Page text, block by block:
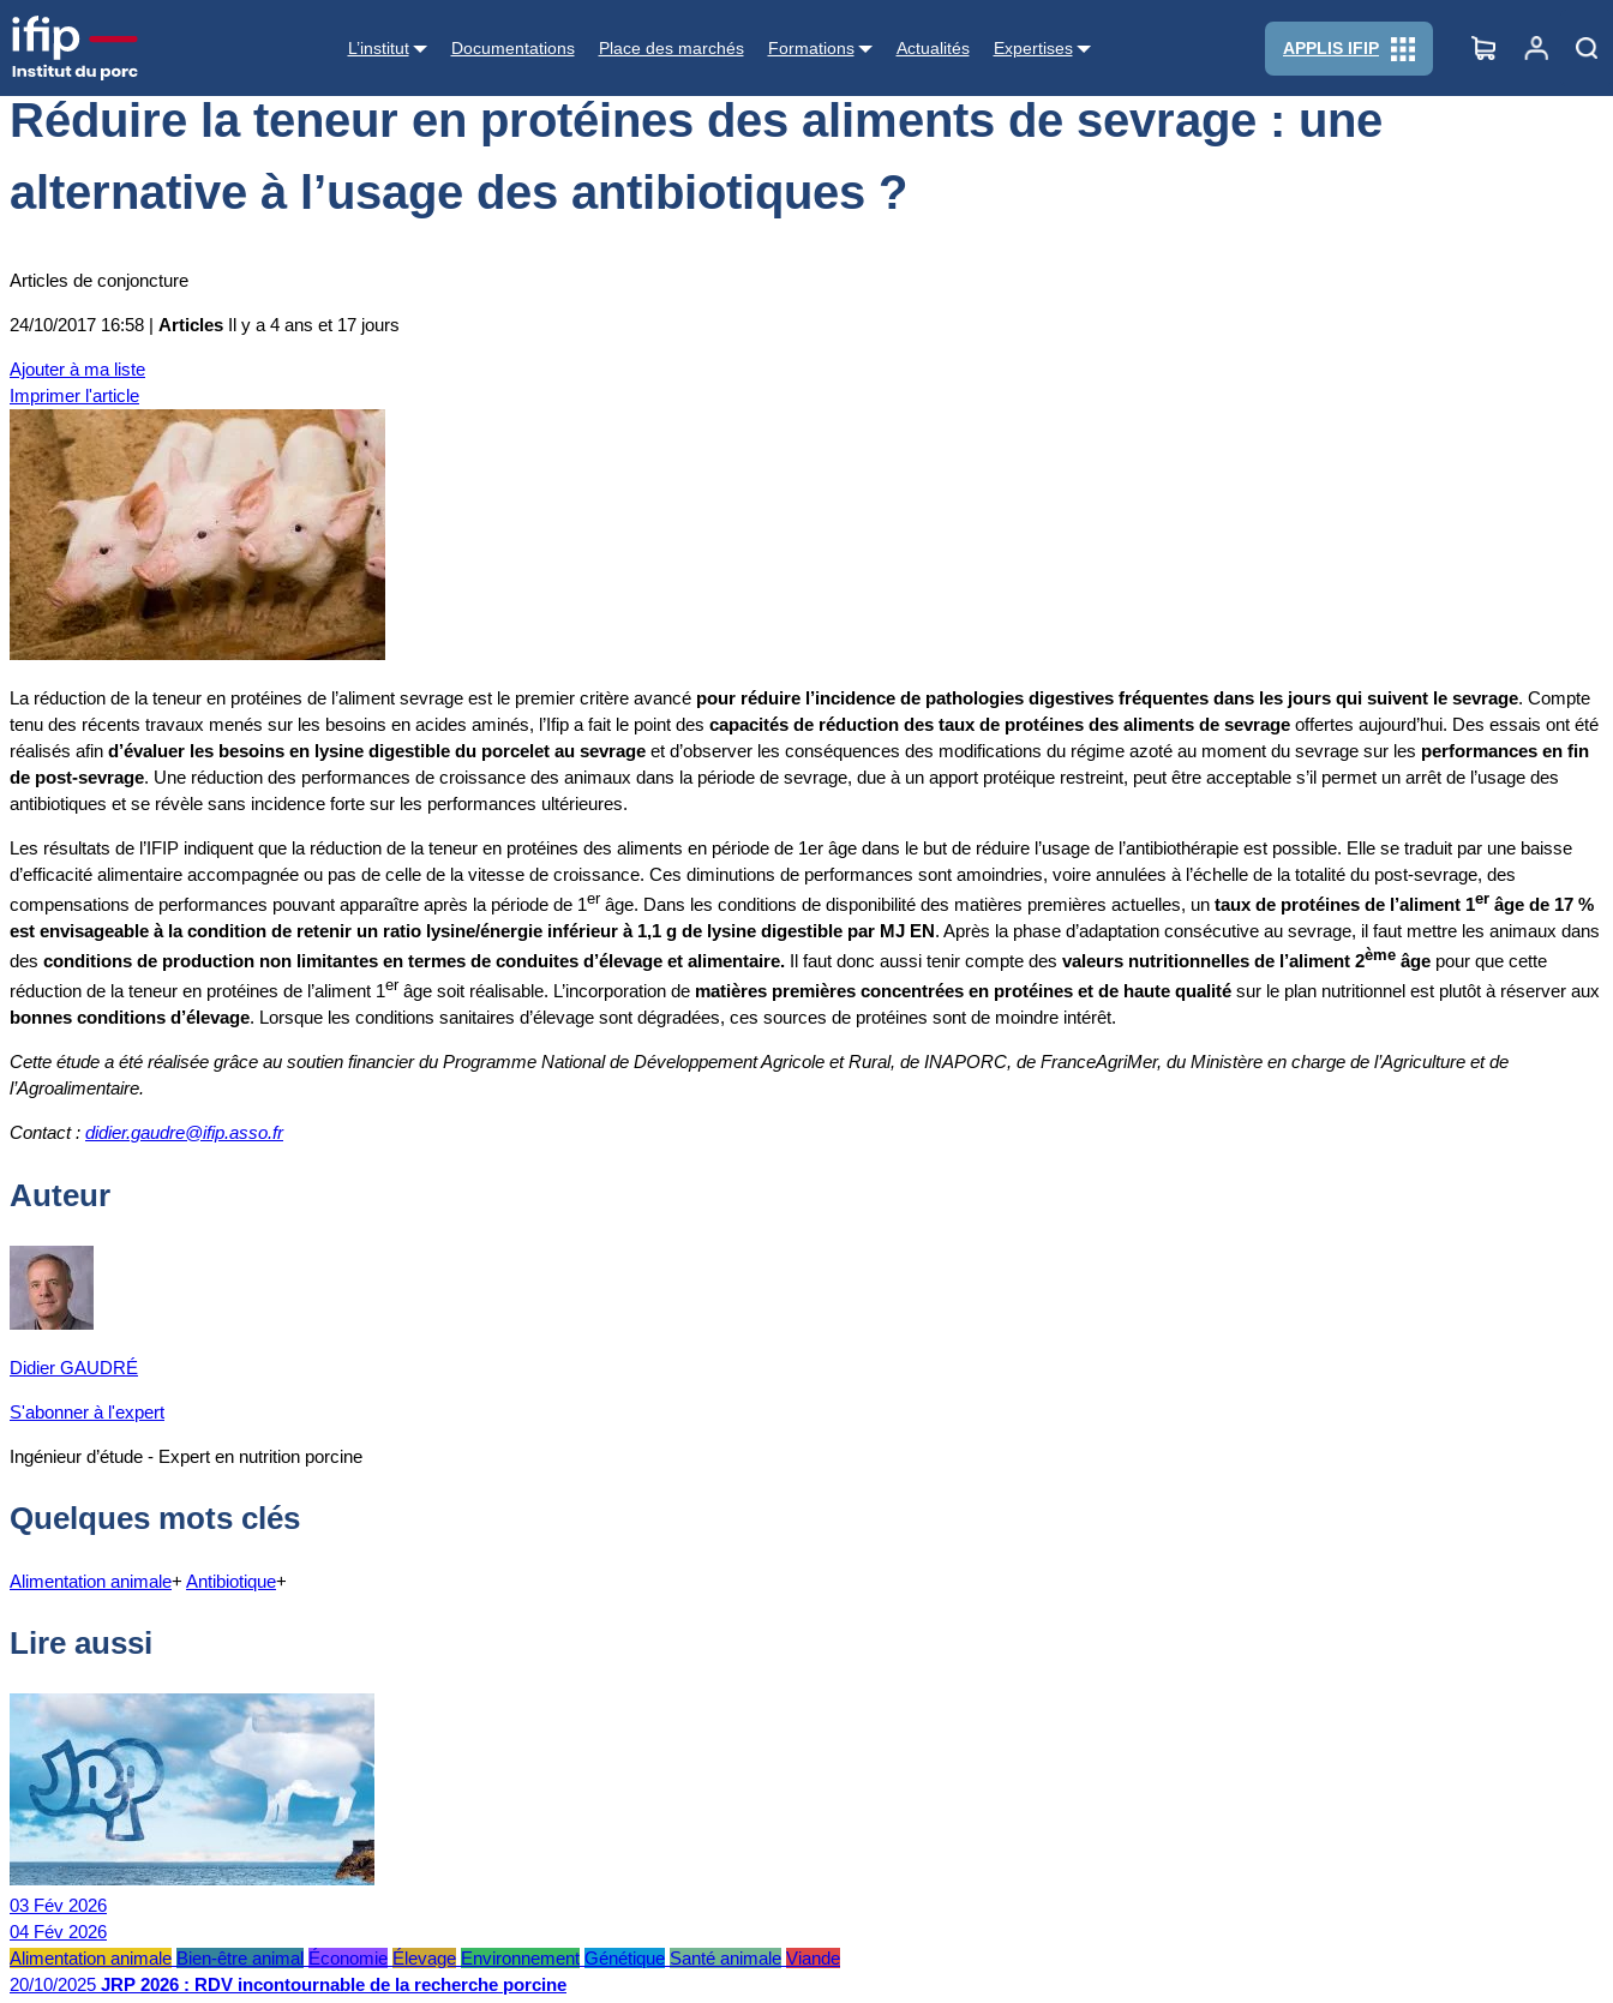
L’institut Documentations Place des marchés Formations Actualités Expertises APPLIS IFIP
AccueilActualités
Réduire la teneur en protéines des aliments de sevrage : une
alternative à l’usage des antibiotiques ?
Articles de conjoncture
24/10/2017 16:58 | Articles Il y a 4 ans et 17 jours
Ajouter à ma liste
Imprimer l'article
La réduction de la teneur en protéines de l’aliment sevrage est le premier critère avancé pour réduire l’incidence de pathologies digestives fréquentes dans les jours qui suivent le sevrage. Compte
tenu des récents travaux menés sur les besoins en acides aminés, l’Ifip a fait le point des capacités de réduction des taux de protéines des aliments de sevrage offertes aujourd’hui. Des essais ont été
réalisés afin d’évaluer les besoins en lysine digestible du porcelet au sevrage et d’observer les conséquences des modifications du régime azoté au moment du sevrage sur les performances en fin
de post-sevrage. Une réduction des performances de croissance des animaux dans la période de sevrage, due à un apport protéique restreint, peut être acceptable s’il permet un arrêt de l’usage des
antibiotiques et se révèle sans incidence forte sur les performances ultérieures.
Les résultats de l’IFIP indiquent que la réduction de la teneur en protéines des aliments en période de 1er âge dans le but de réduire l’usage de l’antibiothérapie est possible. Elle se traduit par une baisse
d’efficacité alimentaire accompagnée ou pas de celle de la vitesse de croissance. Ces diminutions de performances sont amoindries, voire annulées à l’échelle de la totalité du post-sevrage, des
compensations de performances pouvant apparaître après la période de 1er âge. Dans les conditions de disponibilité des matières premières actuelles, un taux de protéines de l’aliment 1er âge de 17 %
est envisageable à la condition de retenir un ratio lysine/énergie inférieur à 1,1 g de lysine digestible par MJ EN. Après la phase d’adaptation consécutive au sevrage, il faut mettre les animaux dans
des conditions de production non limitantes en termes de conduites d’élevage et alimentaire. Il faut donc aussi tenir compte des valeurs nutritionnelles de l’aliment 2ème âge pour que cette
réduction de la teneur en protéines de l’aliment 1er âge soit réalisable. L’incorporation de matières premières concentrées en protéines et de haute qualité sur le plan nutritionnel est plutôt à réserver aux
bonnes conditions d’élevage. Lorsque les conditions sanitaires d’élevage sont dégradées, ces sources de protéines sont de moindre intérêt.
Cette étude a été réalisée grâce au soutien financier du Programme National de Développement Agricole et Rural, de INAPORC, de FranceAgriMer, du Ministère en charge de l’Agriculture et de
l’Agroalimentaire.
Contact : didier.gaudre@ifip.asso.fr
Auteur
Didier GAUDRÉ
S'abonner à l'expert
Ingénieur d’étude - Expert en nutrition porcine
Quelques mots clés
Alimentation animale+ Antibiotique+
Lire aussi
03 Fév 2026
04 Fév 2026
Alimentation animale Bien-être animal Économie Élevage Environnement Génétique Santé animale Viande
20/10/2025 JRP 2026 : RDV incontournable de la recherche porcine